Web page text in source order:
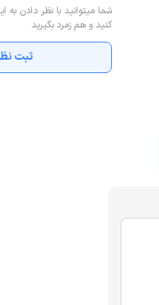
شما میتوانید با نظر دادن به
کنید و هم زمرد بگیرید
ثبت